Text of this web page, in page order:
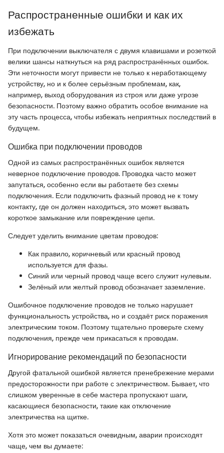
Распространенные ошибки и как их
избежать
При подключении выключателя с двумя клавишами и розеткой
велики шансы наткнуться на ряд распространённых ошибок.
Эти неточности могут привести не только к неработающему
устройству, но и к более серьёзным проблемам, как,
например, выход оборудования из строя или даже угрозе
безопасности. Поэтому важно обратить особое внимание на
эту часть процесса, чтобы избежать неприятных последствий в
будущем.
Ошибка при подключении проводов
Одной из самых распространённых ошибок является
неверное подключение проводов. Проводка часто может
запутаться, особенно если вы работаете без схемы
подключения. Если подключить фазный провод не к тому
контакту, где он должен находиться, это может вызвать
короткое замыкание или повреждение цепи.
Следует уделить внимание цветам проводов:
Как правило, коричневый или красный провод
используется для фазы.
Синий или черный провод чаще всего служит нулевым.
Зелёный или желтый провод обозначает заземление.
Ошибочное подключение проводов не только нарушает
функциональность устройства, но и создаёт риск поражения
электрическим током. Поэтому тщательно проверьте схему
подключения, прежде чем прикасаться к проводам.
Игнорирование рекомендаций по безопасности
Другой фатальной ошибкой является пренебрежение мерами
предосторожности при работе с электричеством. Бывает, что
слишком уверенные в себе мастера пропускают шаги,
касающиеся безопасности, такие как отключение
электричества на щитке.
Хотя это может показаться очевидным, аварии происходят
чаще, чем вы думаете: